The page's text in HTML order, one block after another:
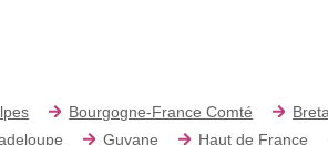
Bourgogne-France Comté
Guyane Haut de France